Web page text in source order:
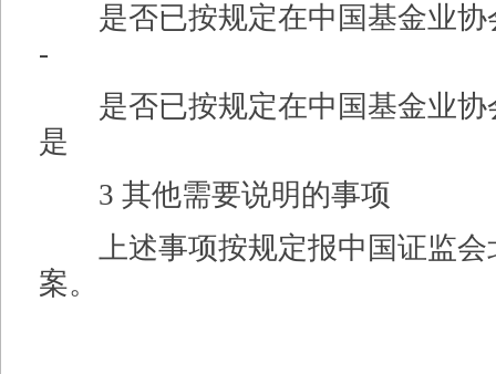
是否已按规定在中国基金业协
-
是否已按规定在中国基金业协
是
3 其他需要说明的事项
上述事项按规定报中国证监会
案。